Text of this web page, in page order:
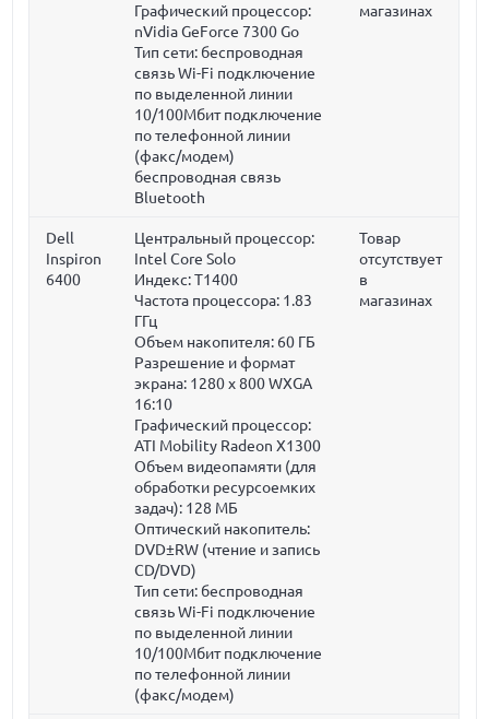
Графический процессор:
nVidia GeForce 7300 Go
Тип сети: беспроводная
связь Wi-Fi подключение
по выделенной линии
10/100Мбит подключение
по телефонной линии
(факс/модем)
беспроводная связь
Bluetooth
магазинах
Dell
Inspiron
6400
Центральный процессор:
Intel Core Solo
Индекс: T1400
Частота процессора: 1.83
ГГц
Объем накопителя: 60 ГБ
Разрешение и формат
экрана: 1280 x 800 WXGA
16:10
Графический процессор:
ATI Mobility Radeon X1300
Объем видеопамяти (для
обработки ресурсоемких
задач): 128 МБ
Оптический накопитель:
DVD±RW (чтение и запись
CD/DVD)
Тип сети: беспроводная
связь Wi-Fi подключение
по выделенной линии
10/100Мбит подключение
по телефонной линии
(факс/модем)
Товар
отсутствует
в
магазинах